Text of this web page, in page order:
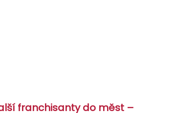
franchisanty do měst –